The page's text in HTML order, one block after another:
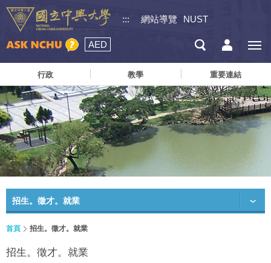
::: 網站導覽 NUST
AED
行政 教學 重要連結
招生。徵才。就業
首頁 招生。徵才。就業
招生。徵才。就業